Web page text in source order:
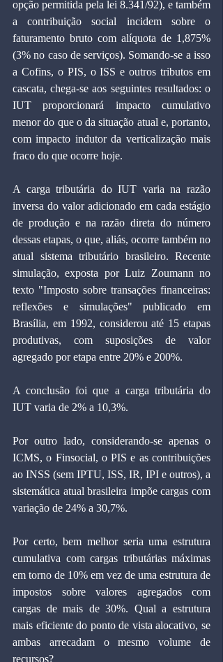
opção permitida pela lei 8.341/92), e também
a contribuição social incidem sobre o
faturamento bruto com alíquota de 1,875%
(3% no caso de serviços). Somando-se a isso
a Cofins, o PIS, o ISS e outros tributos em
cascata, chega-se aos seguintes resultados: o
IUT proporcionará impacto cumulativo
menor do que o da situação atual e, portanto,
com impacto indutor da verticalização mais
fraco do que ocorre hoje.
A carga tributária do IUT varia na razão
inversa do valor adicionado em cada estágio
de produção e na razão direta do número
dessas etapas, o que, aliás, ocorre também no
atual sistema tributário brasileiro. Recente
simulação, exposta por Luiz Zoumann no
texto "Imposto sobre transações financeiras:
reflexões e simulações" publicado em
Brasília, em 1992, considerou até 15 etapas
produtivas, com suposições de valor
agregado por etapa entre 20% e 200%.
A conclusão foi que a carga tributária do
IUT varia de 2% a 10,3%.
Por outro lado, considerando-se apenas o
ICMS, o Finsocial, o PIS e as contribuições
ao INSS (sem IPTU, ISS, IR, IPI e outros), a
sistemática atual brasileira impõe cargas com
variação de 24% a 30,7%.
Por certo, bem melhor seria uma estrutura
cumulativa com cargas tributárias máximas
em torno de 10% em vez de uma estrutura de
impostos sobre valores agregados com
cargas de mais de 30%. Qual a estrutura
mais eficiente do ponto de vista alocativo, se
ambas arrecadam o mesmo volume de
recursos?